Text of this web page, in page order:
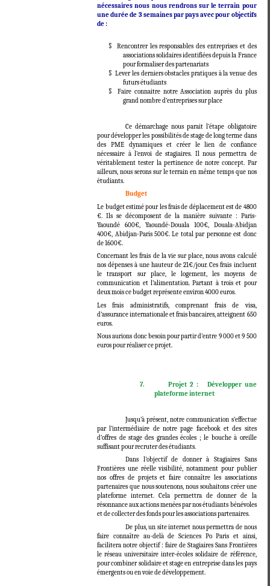
nécessaires nous nous rendrons sur le terrain pour
une durée de 3 semaines par pays avec pour objectifs
de :
§ Rencontrer les responsables des entreprises et des
associations solidaires identifiées depuis la France
pour formaliser des partenariats
§ Lever les derniers obstacles pratiques à la venue des
futurs étudiants
§ Faire connaitre notre Association auprès du plus
grand nombre d’entreprises sur place
Ce démarchage nous parait l’étape obligatoire
pour développer les possibilités de stage de long terme dans
des PME dynamiques et créer le lien de confiance
nécessaire à l’envoi de stagiaires. Il nous permettra de
véritablement tester la pertinence de notre concept. Par
ailleurs, nous serons sur le terrain en même temps que nos
étudiants.
Budget
Le budget estimé pour les frais de déplacement est de 4800
€. Ils se décomposent de la manière suivante : Paris-
Yaoundé 600€, Yaoundé-Douala 100€, Douala-Abidjan
400€, Abidjan-Paris 500€. Le total par personne est donc
de 1600€.
Concernant les frais de la vie sur place, nous avons calculé
nos dépenses à une hauteur de 21€/jour. Ces frais incluent
le transport sur place, le logement, les moyens de
communication et l’alimentation. Partant à trois et pour
deux mois ce budget représente environ 4000 euros.
Les frais administratifs, comprenant frais de visa,
d’assurance internationale et frais bancaires, atteignent 650
euros.
Nous aurions donc besoin pour partir d’entre 9 000 et 9 500
euros pour réaliser ce projet.
7.
Projet 2 : Développer une
plateforme internet
Jusqu’à présent, notre communication s’effectue
par l’intermédiaire de notre page facebook et des sites
d’offres de stage des grandes écoles ; le bouche à oreille
suffisant pour recruter des étudiants.
Dans l’objectif de donner à Stagiaires Sans
Frontières une réelle visibilité, notamment pour publier
nos offres de projets et faire connaître les associations
partenaires que nous soutenons, nous souhaitons créer une
plateforme internet. Cela permettra de donner de la
résonnance aux actions menées par nos étudiants bénévoles
et de collecter des fonds pour les associations partenaires.
De plus, un site internet nous permettra de nous
faire connaître au-delà de Sciences Po Paris et ainsi,
facilitera notre objectif : faire de Stagiaires Sans Frontières
le réseau universitaire inter-écoles solidaire de référence,
pour combiner solidaire et stage en entreprise dans les pays
émergents ou en voie de développement.